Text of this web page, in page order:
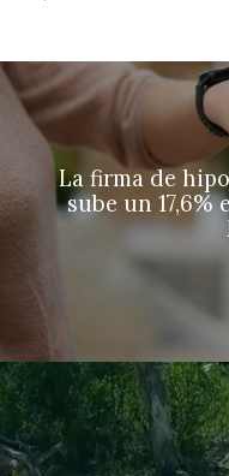
La firma de
sube un 17,6%